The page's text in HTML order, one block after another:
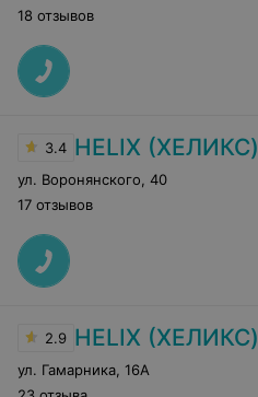
18 отзывов
3.4 HELIX (ХЕЛИКС)
ул. Воронянского, 40
17 отзывов
2.9 HELIX (ХЕЛИКС)
ул. Гамарника 16А